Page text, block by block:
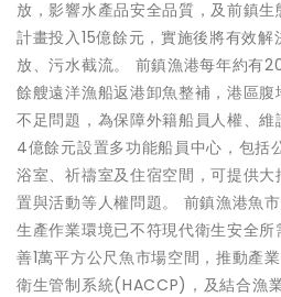
放，影響水產品安全品質，及前鎮
計畫投入15億餘元，實施後將有效
放、污水截流。 前鎮漁港每年約有
餘艘遠洋漁船返港卸魚整補，港區
不足問題，為保障外籍船員人權、
4億餘元設置多功能船員中心，包括
浴室、祈禱室及住宿空間，可提供
置與活動等人權問題。 前鎮漁港魚
生產作業環境已不符現代衛生安全所
善1萬平方公尺魚市場空間，推動產
衛生管制系統(HACCP)，及結合漁